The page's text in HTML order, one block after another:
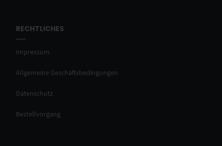
RECHTLICHES
Impressum
Allgemeine Geschäftsbedingungen
Datenschutz
Bestellvorgang